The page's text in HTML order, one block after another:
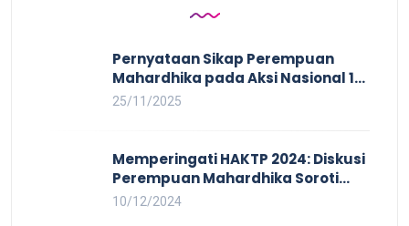
Pernyataan Sikap Perempuan
Mahardhika pada Aksi Nasional 16
HAKTP 2025 Kerja Layak dan Bebas
25/11/2025
Memperingati HAKTP 2024: Diskusi
Perempuan Mahardhika Soroti
Kerja Layak yang Inklusif bagi
10/12/2024